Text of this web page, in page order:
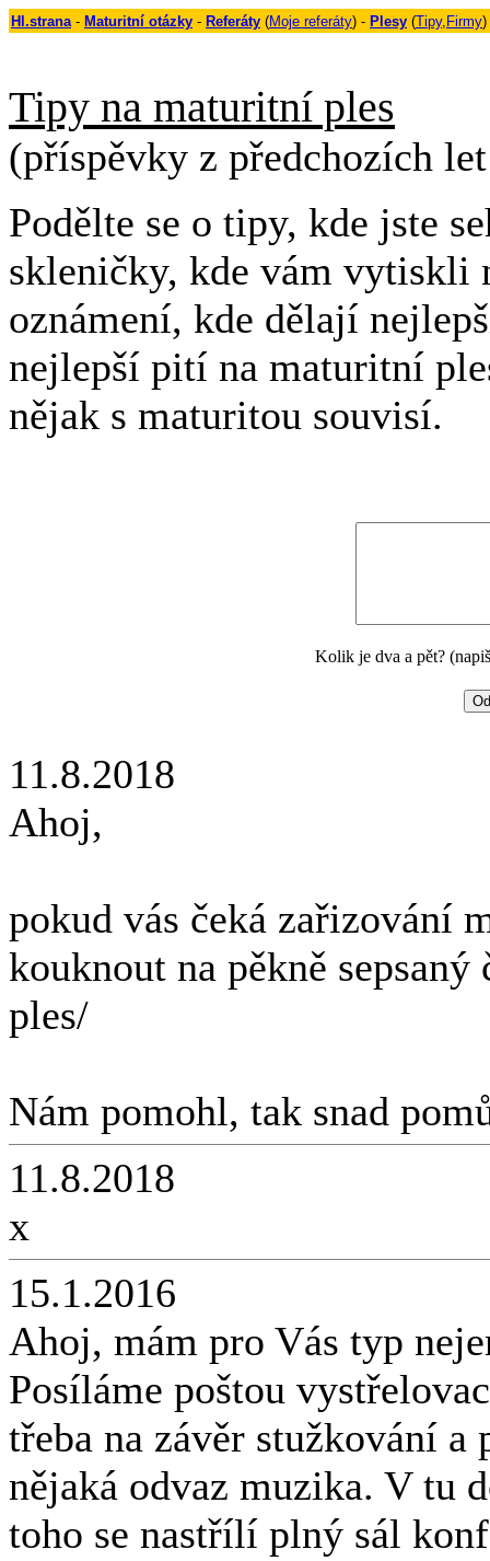
Hl.strana- Maturitní otázky - Referáty (Moje referáty) - Plesy (Tipy, Firmy
Tipy na maturitní ples
(příspěvky z předchozích
Podělte se o tipy, kde jste
skleničky, kde vám vytiskli
oznámení, kde dělají
nejlepší pití na maturitní
nějak s maturitou souvisí.
Kolik je dva a pět?
11.8.2018
Ahoj,
pokud vás čeká zařizování
kouknout na pěkně
ples/
Nám pomohl, tak snad
11.8.2018
x
15.1.2016
Ahoj, mám pro Vás typ
Posíláme poštou
třeba na závěr stužkování
nějaká odvaz muzika. V tu
toho se nastřílí plný sál